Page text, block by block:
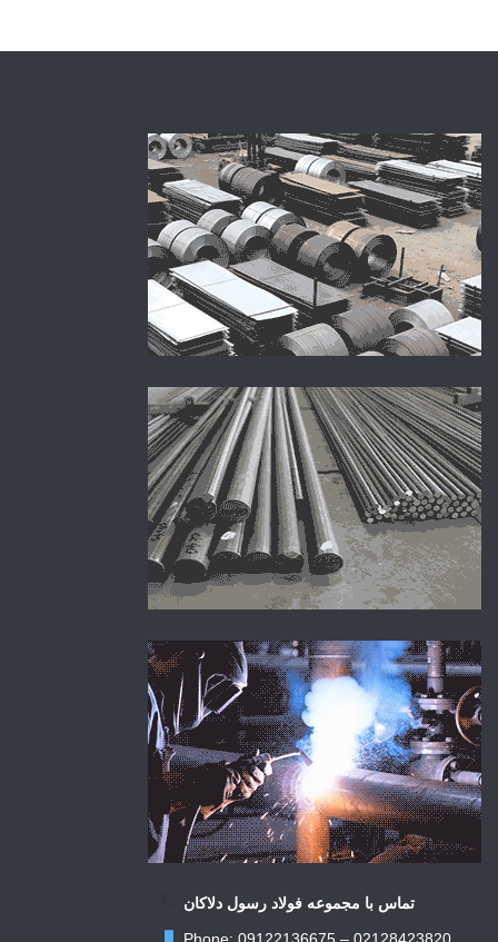
تماس با مجموعه فولاد رسول دلاکان
Phone: 09122136675 – 02128423820